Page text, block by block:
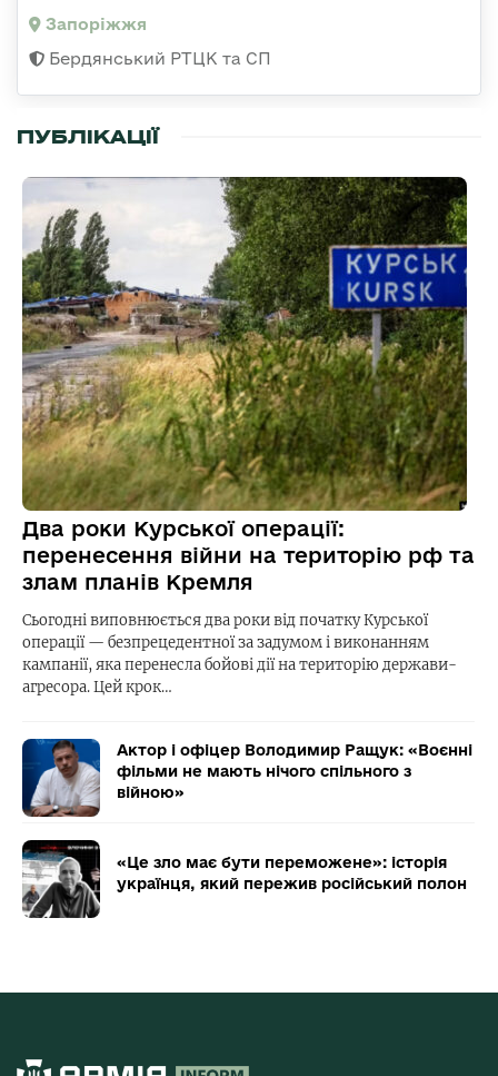
Запоріжжя
Бердянський РТЦК та СП
ПУБЛІКАЦІЇ
Два роки Курської операції:
перенесення війни на територію рф та
злам планів Кремля
Сьогодні виповнюється два роки від початку Курської
операції — безпрецедентної за задумом і виконанням
кампанії, яка перенесла бойові дії на територію держави-
агресора. Цей крок…
Актор і офіцер Володимир Ращук: «Воєнні
фільми не мають нічого спільного з
війною»
«Це зло має бути переможене»: історія
українця, який пережив російський полон